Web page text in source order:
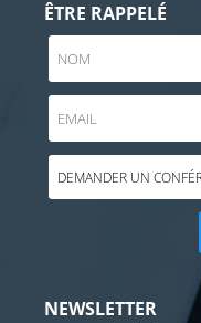
ÊTRE RAPPELÉ
NEWSLETTER